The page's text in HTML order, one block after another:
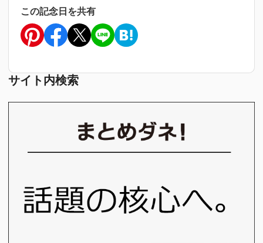
この記念日を共有
サイト内検索